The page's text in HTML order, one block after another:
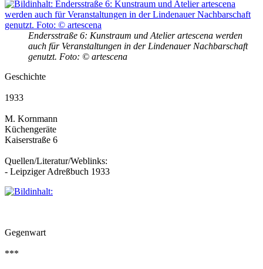
Endersstraße 6: Kunstraum und Atelier artescena werden
auch für Veranstaltungen in der Lindenauer Nachbarschaft
genutzt. Foto: © artescena
Geschichte
1933
M. Kornmann
Küchengeräte
Kaiserstraße 6
Quellen/Literatur/Weblinks:
- Leipziger Adreßbuch 1933
Gegenwart
***